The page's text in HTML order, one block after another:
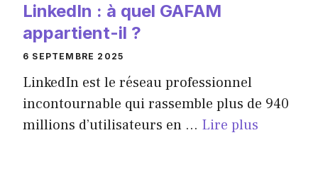
LinkedIn : à quel GAFAM
appartient-il ?
6 SEPTEMBRE 2025
LinkedIn est le réseau professionnel
incontournable qui rassemble plus de 940
millions d’utilisateurs en ... Lire plus